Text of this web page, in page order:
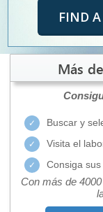
FIND
Más
Buscar y
Visita el
Consiga
Con más de